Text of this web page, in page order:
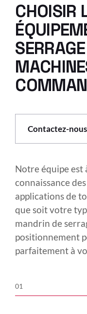
CHOISIR
Contactez-nous
Notre équipe est
connaissance
applications de
que soit votre
mandrin de
positionnement
parfaitement à
01